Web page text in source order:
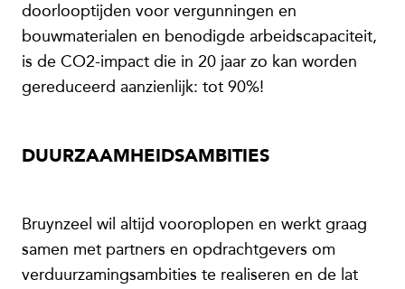
doorlooptijden voor vergunningen en
bouwmaterialen en benodigde arbeidscapaciteit,
is de CO2-impact die in 20 jaar zo kan worden
gereduceerd aanzienlijk: tot 90%!
DUURZAAMHEIDSAMBITIES
Bruynzeel wil altijd vooroplopen en werkt graag
samen met partners en opdrachtgevers om
verduurzamingsambities te realiseren en de lat